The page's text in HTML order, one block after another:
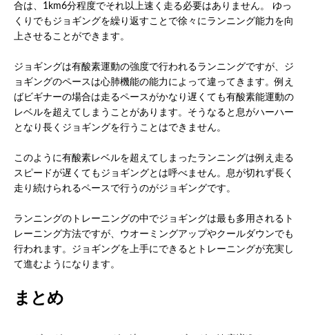
合は、1km6分程度でそれ以上速く走る必要はありません。 ゆっ
くりでもジョギングを繰り返すことで徐々にランニング能力を向
上させることができます。
ジョギングは有酸素運動の強度で行われるランニングですが、ジ
ョギングのペースは心肺機能の能力によって違ってきます。例え
ばビギナーの場合は走るペースがかなり遅くても有酸素能運動の
レベルを超えてしまうことがあります。そうなると息がハーハー
となり長くジョギングを行うことはできません。
このように有酸素レベルを超えてしまったランニングは例え走る
スピードが遅くてもジョギングとは呼べません。息が切れず長く
走り続けられるペースで行うのがジョギングです。
ランニングのトレーニングの中でジョギングは最も多用されるト
レーニング方法ですが、ウオーミングアップやクールダウンでも
行われます。ジョギングを上手にできるとトレーニングが充実し
て進むようになります。
まとめ